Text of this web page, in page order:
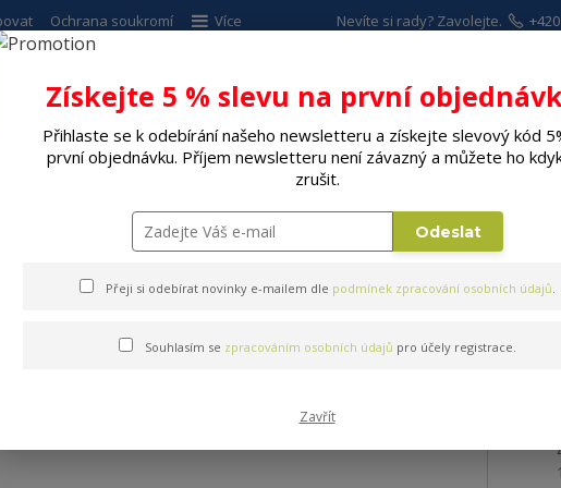
Ochrana soukromí Více
Hledat
Nevíte si rady? Zavolejte.
MALÉ SPOTŘEBIČE ELEKTRO DÍLNA A
Žehličky Žehlička na vlasy SENCOR SHI 3100VT
SHI 3100VT
Získejte 5 % slevu na první
Přihlaste se k odebírání našeho newsletteru a získejte slevový kód
první objednávku. Příjem newsletteru není závazný a můžete ho
zrušit.
Odeslat
Přeji si odebírat novinky e-mailem dle podmínek zpracování osobních údajů.
Souhlasím se zpracováním osobních údajů pro účely registrace.
Zavřít